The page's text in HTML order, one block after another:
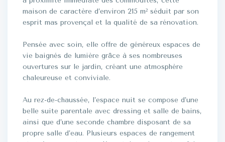
maison de caractère d’environ 215 m² séduit par son
esprit mas provençal et la qualité de sa rénovation.
Pensée avec soin, elle offre de généreux espaces de
vie baignés de lumière grâce à ses nombreuses
ouvertures sur le jardin, créant une atmosphère
chaleureuse et conviviale.
Au rez-de-chaussée, l’espace nuit se compose d’une
belle suite parentale avec dressing et salle de bains,
ainsi que d’une seconde chambre disposant de sa
propre salle d’eau. Plusieurs espaces de rangement